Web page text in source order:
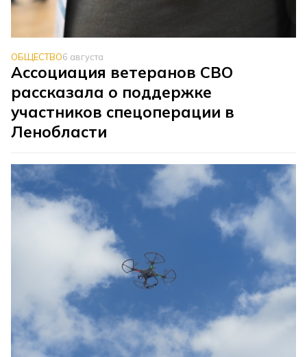
ОБЩЕСТВО6 августа
Ассоциация ветеранов СВО
рассказала о поддержке
участников спецоперации в
Ленобласти